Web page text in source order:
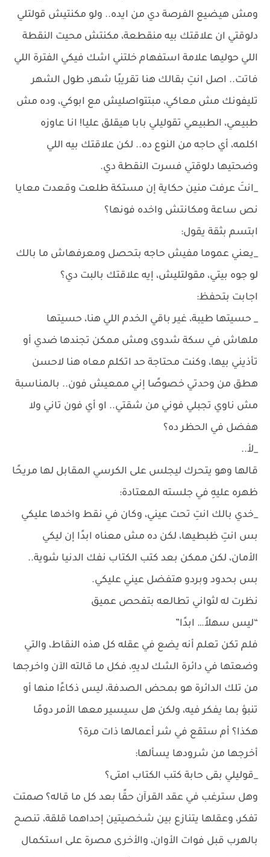
ومش هيضيع الفرصة دي من ايده.. ولو مكنتيش قولتلي
دلوقتي ان علاقتك بيه منقطعة، مكنتش محيت النقطة
اللي حوليها علامة استفهام خلتني اشك فيكي الفترة اللي
فاتت.. اصل انتِ بقالك هنا تقريبًا شهر، طول الشهر
تليفونك مش معاكي، مبتتواصليش مع ابوكي، وده مش
طبيعي، الطبيعي تقوليلي بابا هيقلق عليا! انا عاوزه
اكلمه، أي حاجه من النوع ده.. لكن علاقتك بيه اللي
وضحتيها دلوقتي فسرت النقطة دي.
_انتَ عرفت منين حكاية إن مستكة طلعت وقعدت معايا
نص ساعة ومكانتش واخده فونها؟
ابتسم بثقة يقول:
_يعني عموما مفيش حاجه بتحصل ومعرفهاش ما بالك
لو جوه بيتي، مقولتليش، إيه علاقتك بالبت دي؟
اجابت بتحفظ:
_ حسيتها طيبة، غير باقي الخدم اللي هنا، حسيتها
ملهاش في سكة شدوى ومش ممكن تجندها ضدي أو
تأذيني بيها، وكنت محتاجة حد اتكلم معاه هنا لاحسن
هطق من وحدتي خصوصًا إني ممعيش فون.. بالمناسبة
مش ناوي تجبلي فوني من شقتي.. او أي فون تاني ولا
هفضل في الحظر ده؟
_لأ..
قالها وهو يتحرك ليجلس على الكرسي المقابل لها مريحًا
ظهره عليهِ في جلسته المعتادة:
_خدي بالك انتِ تحت عيني، وكان في نقط واخدها عليكي
بس انتِ ظبطيها، لكن ده مش معناه ابدًا إن ليكي
الأمان، لكن ممكن بعد كتب الكتاب نفك الدنيا شوية..
بس بحدود وبردو هتفضل عيني عليكي.
نظرت له لثواني تطالعه بتفحص عميق
“ليس سهلاً… ابدًا”
فلم تكن تعلم أنه يضع في عقله كل هذه النقاط، والتي
وضعتها في دائرة الشك لديهِ، فكل ما قالته الآن واخرجها
من تلك الدائرة هو بمحض الصدفة، ليس ذكاءًا منها أو
تنبؤ بما يفكر فيه، ولكن هل سيسير معها الأمر دومًا
هكذا؟ أم ستقع في شر أعمالها ذات مرة؟
أخرجها من شرودها يسألها:
_قوليلي بقى حابة كتب الكتاب امتى؟
وهل سترغب في عقد القرآن حقًا بعد كل ما قاله؟ صمتت
تفكر، وعقلها يتنازع بين شخصيتين إحداهما قلقة، تنصح
بالهرب قبل فوات الأوان، والأخرى مصرة على استكمال